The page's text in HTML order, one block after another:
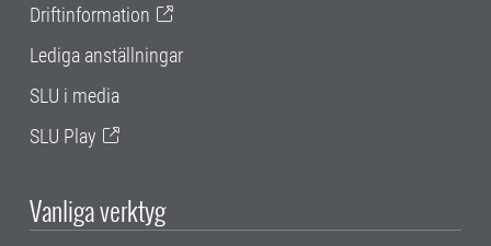
Driftinformation
Lediga anställningar
SLU i media
SLU Play
Vanliga verktyg